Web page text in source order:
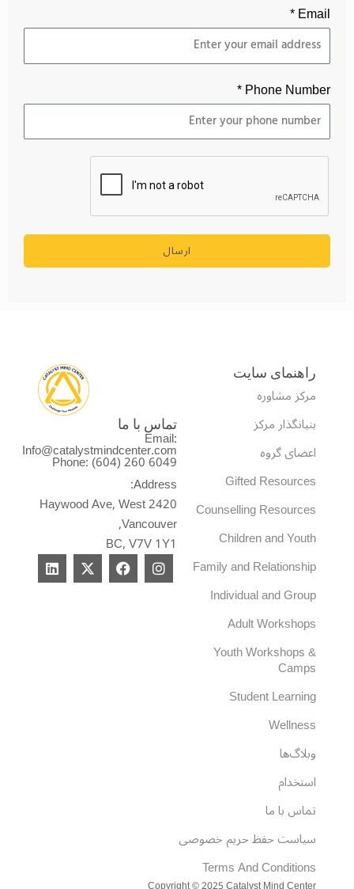
Email *
Phone Number *
ارسال
راهنمای سایت
مرکز مشاوره
بنیانگذار مرکز
اعضای گروه
Gifted Resources
Counselling Resources
Children and Youth
Family and Relationship
Individual and Group
Adult Workshops
Youth Workshops &
Camps
Student Learning
Wellness
وبلاگ‌ها
استخدام
تماس با ما
سیاست حفظ حریم خصوصی
Terms And Conditions
تماس با ما
Email:
Info@catalystmindcenter.com
Phone: (604) 260 6049
Address:
2420 Haywood Ave, West
Vancouver,
BC, V7V 1Y1
I
n
s
F
a
c
X
-
t
Li
n